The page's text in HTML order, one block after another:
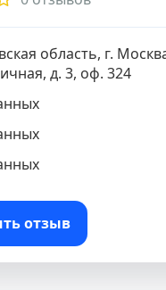
область, г.
д. 3, оф. 324
отзыв